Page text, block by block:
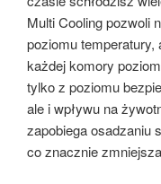
Multi Cooling pozwoli
poziomu temperatury,
każdej komory
tylko z poziomu
ale i wpływu na
zapobiega osadzaniu
co znacznie